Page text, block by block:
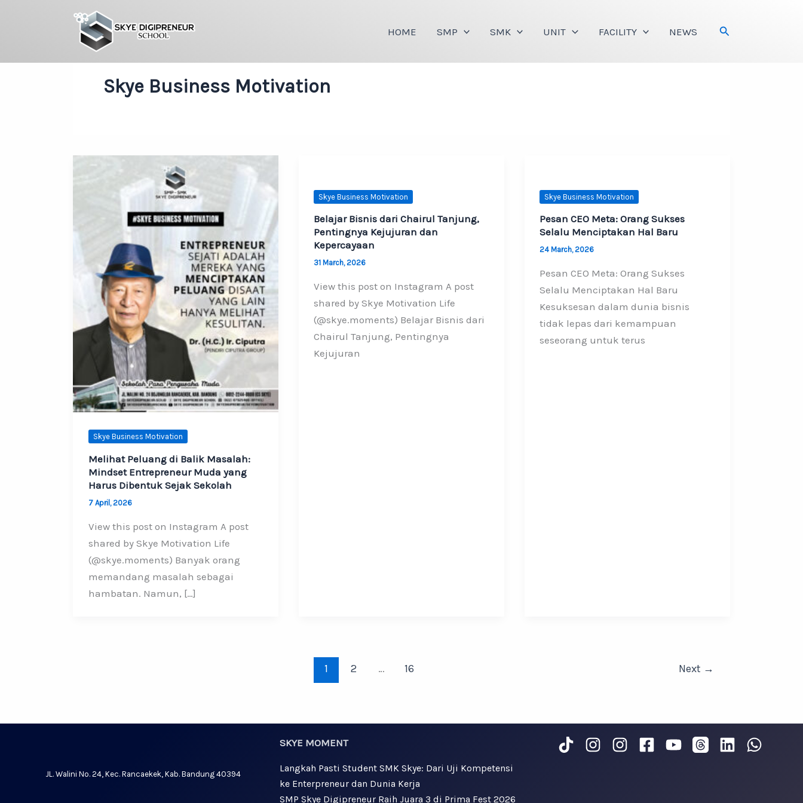
HOME SMP SMK UNIT FACILITY NEWS Search
Skye Business Motivation
Skye Business Motivation
Melihat Peluang di Balik Masalah:
Mindset Entrepreneur Muda yang
Harus Dibentuk Sejak Sekolah
7 April, 2026
View this post on Instagram A post
shared by Skye Motivation Life
(@skye.moments) Banyak orang
memandang masalah sebagai
hambatan. Namun, […]
Skye Business Motivation
Belajar Bisnis dari Chairul Tanjung,
Pentingnya Kejujuran dan
Kepercayaan
31 March, 2026
View this post on Instagram A post
shared by Skye Motivation Life
(@skye.moments) Belajar Bisnis dari
Chairul Tanjung, Pentingnya
Kejujuran
Skye Business Motivation
Pesan CEO Meta: Orang Sukses
Selalu Menciptakan Hal Baru
24 March, 2026
Pesan CEO Meta: Orang Sukses
Selalu Menciptakan Hal Baru
Kesuksesan dalam dunia bisnis
tidak lepas dari kemampuan
seseorang untuk terus
1 2 … 16 Next →
JL. Walini No. 24, Kec. Rancaekek, Kab. Bandung 40394
SKYE MOMENT
Langkah Pasti Student SMK Skye: Dari Uji Kompetensi
ke Enterpreneur dan Dunia Kerja
SMP Skye Digipreneur Raih Juara 3 di Prima Fest 2026